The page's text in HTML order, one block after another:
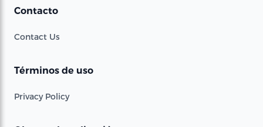
Contacto
Contact Us
Términos de uso
Privacy Policy